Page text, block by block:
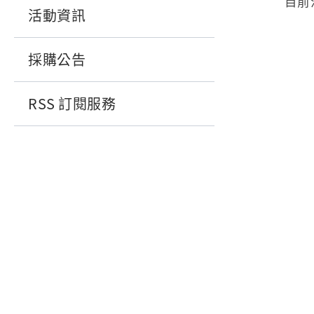
活動資訊
採購公告
RSS 訂閱服務